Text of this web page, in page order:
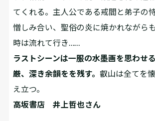
てくれる。主人公である戒閻と弟子の
憎しみ合い、聖俗の炎に焼かれながら
時は流れて行き……
ラストシーンは一服の水墨画を思わせ
厳、深き余韻をを残す。叡山は全てを
え立つ。
高坂書店 井上哲也さん